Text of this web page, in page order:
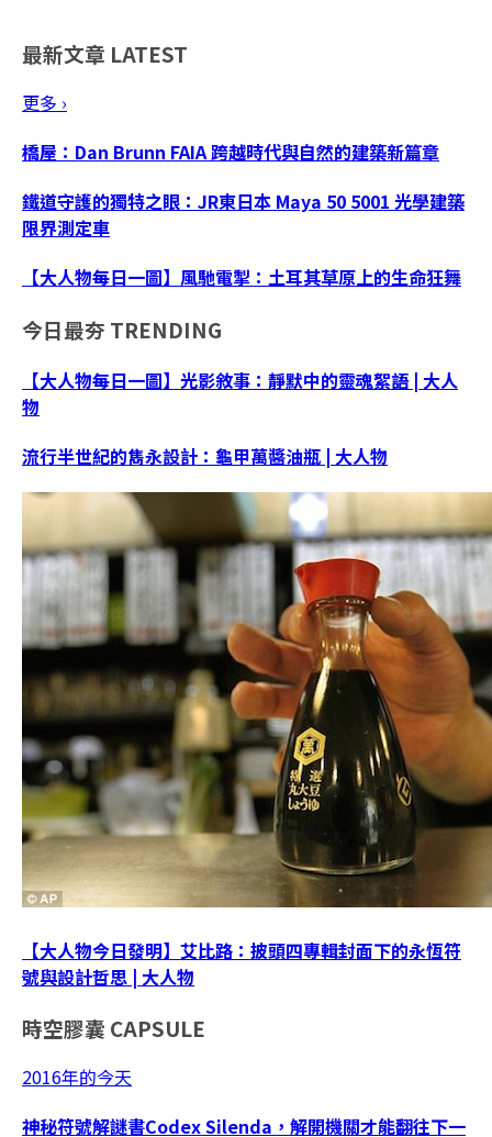
最新文章 LATEST
更多 ›
橋屋：Dan Brunn FAIA 跨越時代與自然的建築新篇章
鐵道守護的獨特之眼：JR東日本 Maya 50 5001 光學建築
限界測定車
【大人物每日一圖】風馳電掣：土耳其草原上的生命狂舞
今日最夯 TRENDING
【大人物每日一圖】光影敘事：靜默中的靈魂絮語 | 大人
物
流行半世紀的雋永設計：龜甲萬醬油瓶 | 大人物
【大人物今日發明】艾比路：披頭四專輯封面下的永恆符
號與設計哲思 | 大人物
時空膠囊 CAPSULE
2016年的今天
神秘符號解謎書Codex Silenda，解開機關才能翻往下一